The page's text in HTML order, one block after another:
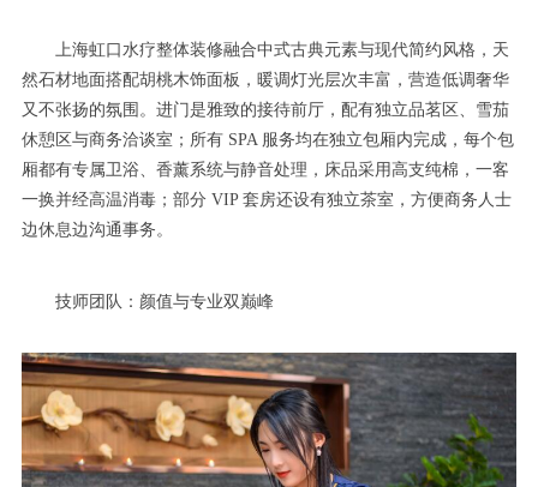
上海虹口水疗整体装修融合中式古典元素与现代简约风格，天
然石材地面搭配胡桃木饰面板，暖调灯光层次丰富，营造低调奢华
又不张扬的氛围。进门是雅致的接待前厅，配有独立品茗区、雪茄
休憩区与商务洽谈室；所有 SPA 服务均在独立包厢内完成，每个包
厢都有专属卫浴、香薰系统与静音处理，床品采用高支纯棉，一客
一换并经高温消毒；部分 VIP 套房还设有独立茶室，方便商务人士
边休息边沟通事务。
技师团队：颜值与专业双巅峰